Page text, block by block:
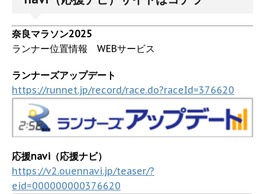
奈良マラソン2025
ランナー位置情報 WEBサービス
ランナーズアップデート
https://runnet.jp/record/race.do?raceId=376620
応援navi（応援ナビ）
https://v2.ouennavi.jp/teaser/?
eid=000000000376620